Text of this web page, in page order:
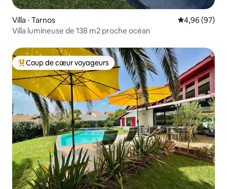
Villa ⋅ Tarnos Évaluation
4,96 (97)
Villa lumineuse de 138 m2 proche océan
Coups de cœur voyageurs les plus appréciés
Coup de cœur voyageurs